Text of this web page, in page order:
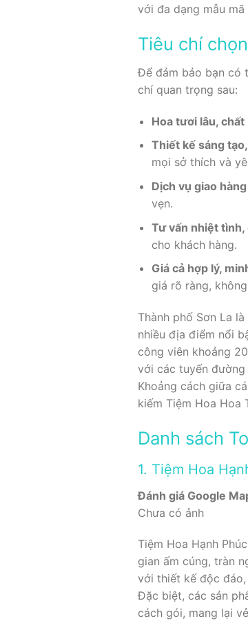
với đa dạng mẫu
Tiêu chí
Để đảm bảo bạn có
chí quan trọng sau:
Hoa tươi lâu,
Thiết kế sáng
mọi sở thích và
Dịch vụ giao
vẹn.
Tư vấn nhiệt
cho khách hàng.
Giá cả hợp lý,
giá rõ ràng,
Thành phố Sơn La
nhiều địa điểm nổi
công viên khoảng
với các tuyến
Khoảng cách giữa
kiếm Tiệm Hoa Hoa
Danh sách
1. Tiệm Hoa
Đánh giá Google
Chưa có ảnh
Tiệm Hoa Hạnh
gian ấm cúng, tràn
với thiết kế độc
Đặc biệt, các sản
cách gói, mang lại